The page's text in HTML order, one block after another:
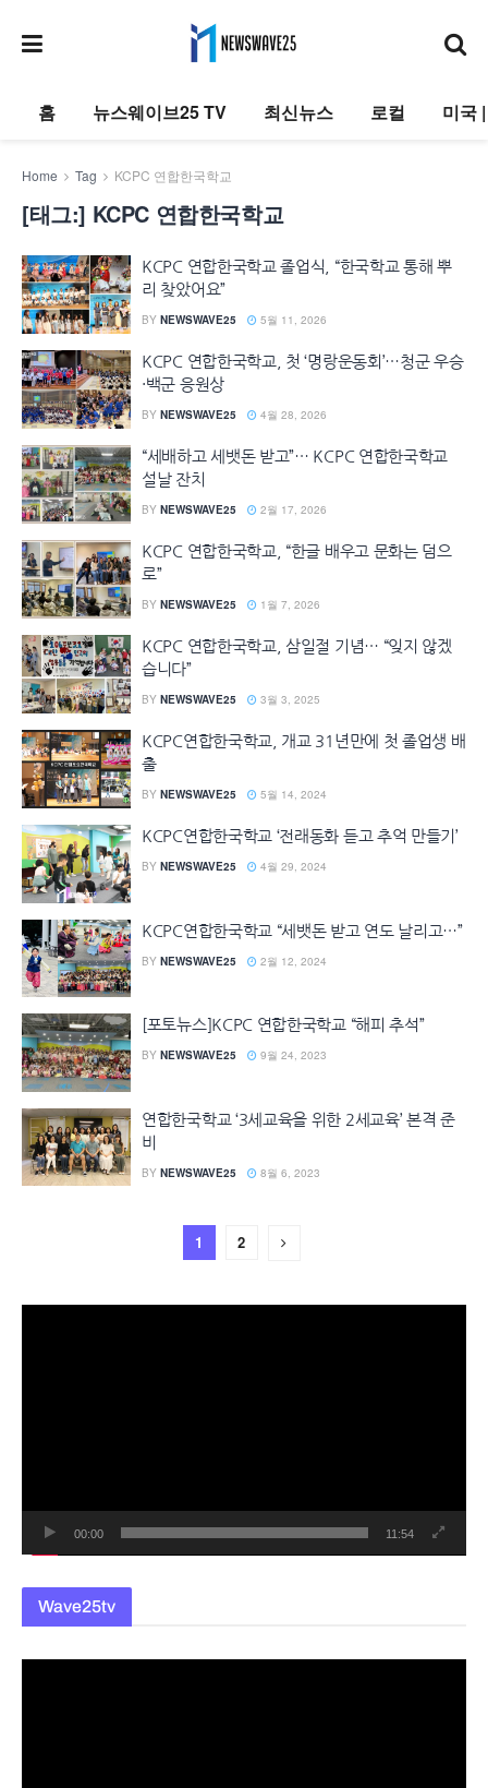
홈 뉴스웨이브25 TV 최신뉴스 로컬 미국
Home Tag KCPC 연합한국학교
[태그:] KCPC 연합한국학교
KCPC 연합한국학교 졸업식, “한국학교 통해 뿌
리 찾았어요”
BY NEWSWAVE25 5월 11, 2026
KCPC 연합한국학교, 첫 ‘명랑운동회’…청군 우승
·백군 응원상
BY NEWSWAVE25 4월 28, 2026
“세배하고 세뱃돈 받고”… KCPC 연합한국학교
설날 잔치
BY NEWSWAVE25 2월 17, 2026
KCPC 연합한국학교, “한글 배우고 문화는 덤으
로”
BY NEWSWAVE25 1월 7, 2026
KCPC 연합한국학교, 삼일절 기념… “잊지 않겠
습니다”
BY NEWSWAVE25 3월 3, 2025
KCPC연합한국학교, 개교 31년만에 첫 졸업생 배
출
BY NEWSWAVE25 5월 14, 2024
KCPC연합한국학교 ‘전래동화 듣고 추억 만들기’
BY NEWSWAVE25 4월 29, 2024
KCPC연합한국학교 “세뱃돈 받고 연도 날리고…”
BY NEWSWAVE25 2월 12, 2024
[포토뉴스]KCPC 연합한국학교 “해피 추석”
BY NEWSWAVE25 9월 24, 2023
연합한국학교 ‘3세교육을 위한 2세교육’ 본격 준
비
BY NEWSWAVE25 8월 6, 2023
1 2
00:00 11:54
Wave25tv